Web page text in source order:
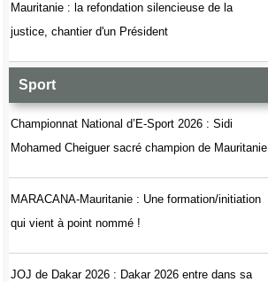
Mauritanie : la refondation silencieuse de la
justice, chantier d'un Président
Sport
Championnat National d’E-Sport 2026 : Sidi
Mohamed Cheiguer sacré champion de Mauritanie
MARACANA-Mauritanie : Une formation/initiation
qui vient à point nommé !
JOJ de Dakar 2026 : Dakar 2026 entre dans sa